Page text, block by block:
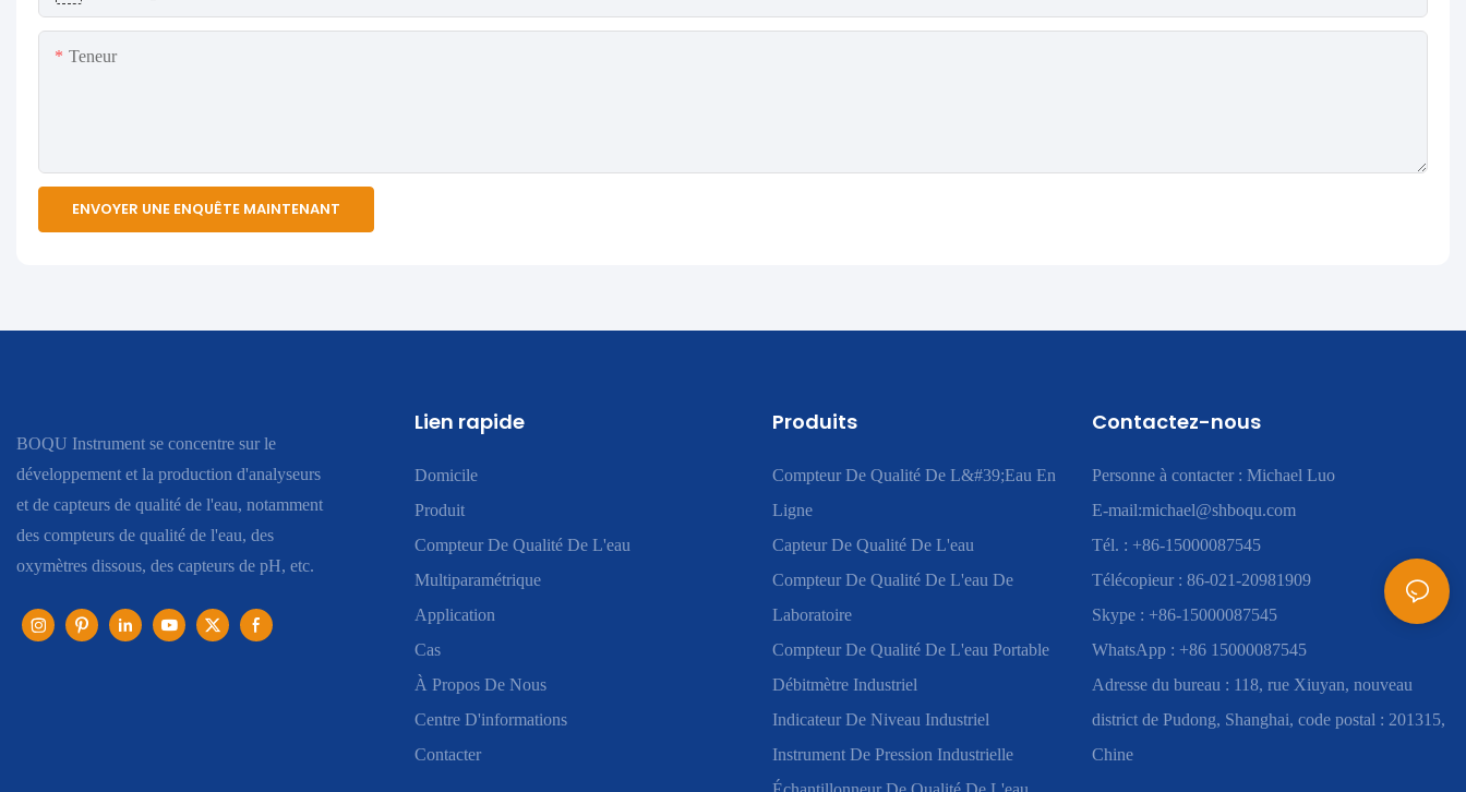
Teneur
ENVOYER UNE ENQUÊTE MAINTENANT
BOQU Instrument se concentre sur le
développement et la production d'analyseurs
et de capteurs de qualité de l'eau, notamment
des compteurs de qualité de l'eau, des
oxymètres dissous, des capteurs de pH, etc.
Lien rapide
Domicile
Produit
Compteur De Qualité De L'eau
Multiparamétrique
Application
Cas
À Propos De Nous
Centre D'informations
Contacter
Produits
Compteur De Qualité De L&#39;eau En
Ligne
Capteur De Qualité De L'eau
Compteur De Qualité De L'eau De
Laboratoire
Compteur De Qualité De L'eau Portable
Débitmètre Industriel
Indicateur De Niveau Industriel
Instrument De Pression Industrielle
Contactez-nous
Personne à contacter : Michael Luo
E-mail:michael@shboqu.com
Tél. : +86-15000087545
Télécopieur : 86-021-20981909
Skype : +86-15000087545
WhatsApp : +86 15000087545
Adresse du bureau : 118, rue Xiuyan, nouveau
district de Pudong, Shanghai, code postal : 201315,
Chine